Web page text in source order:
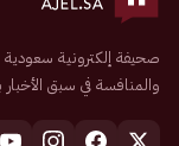
والمنافسة في سبق